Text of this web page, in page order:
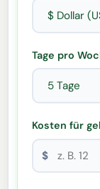
Tage pro
Kosten für
$